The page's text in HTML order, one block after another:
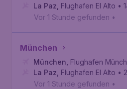
La Paz Flughafen El Alto •
Vor 1 Stunde gefunden •
München
München Flughafen
La Paz Flughafen El Alto •
Vor 1 Stunde gefunden •